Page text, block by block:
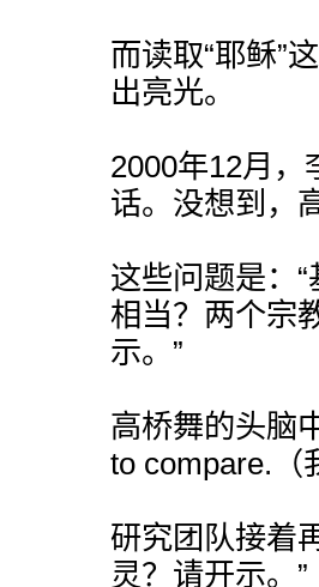
而读取“耶稣”
出亮光。
2000年12月，
话。没想到，
这些问题是：
相当？两个宗
示。”
高桥舞的头脑
to compare.（
研究团队接着
灵？请开示。”